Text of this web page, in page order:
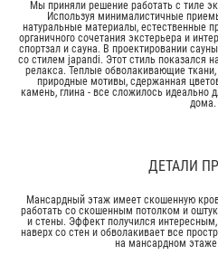
Мы приняли решение работать с тиле
Используя минималистичные
натуральные материалы, естественные
органичного сочетания экстерьера и
спортзал и сауна. В проектировании
со стилем japandi. Этот стиль
релакса. Теплые обволакивающие
природные мотивы, сдержанная
камень, глина - все сложилось идеально
дома.
ДЕТАЛИ
Мансардный этаж имеет скошенную
работать со скошенным потолком и
и стены. Эффект получился
наверх со стен и обволакивает все
на мансардном